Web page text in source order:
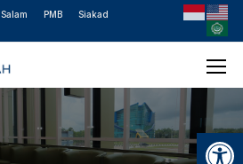
Salam PMB
Siakad